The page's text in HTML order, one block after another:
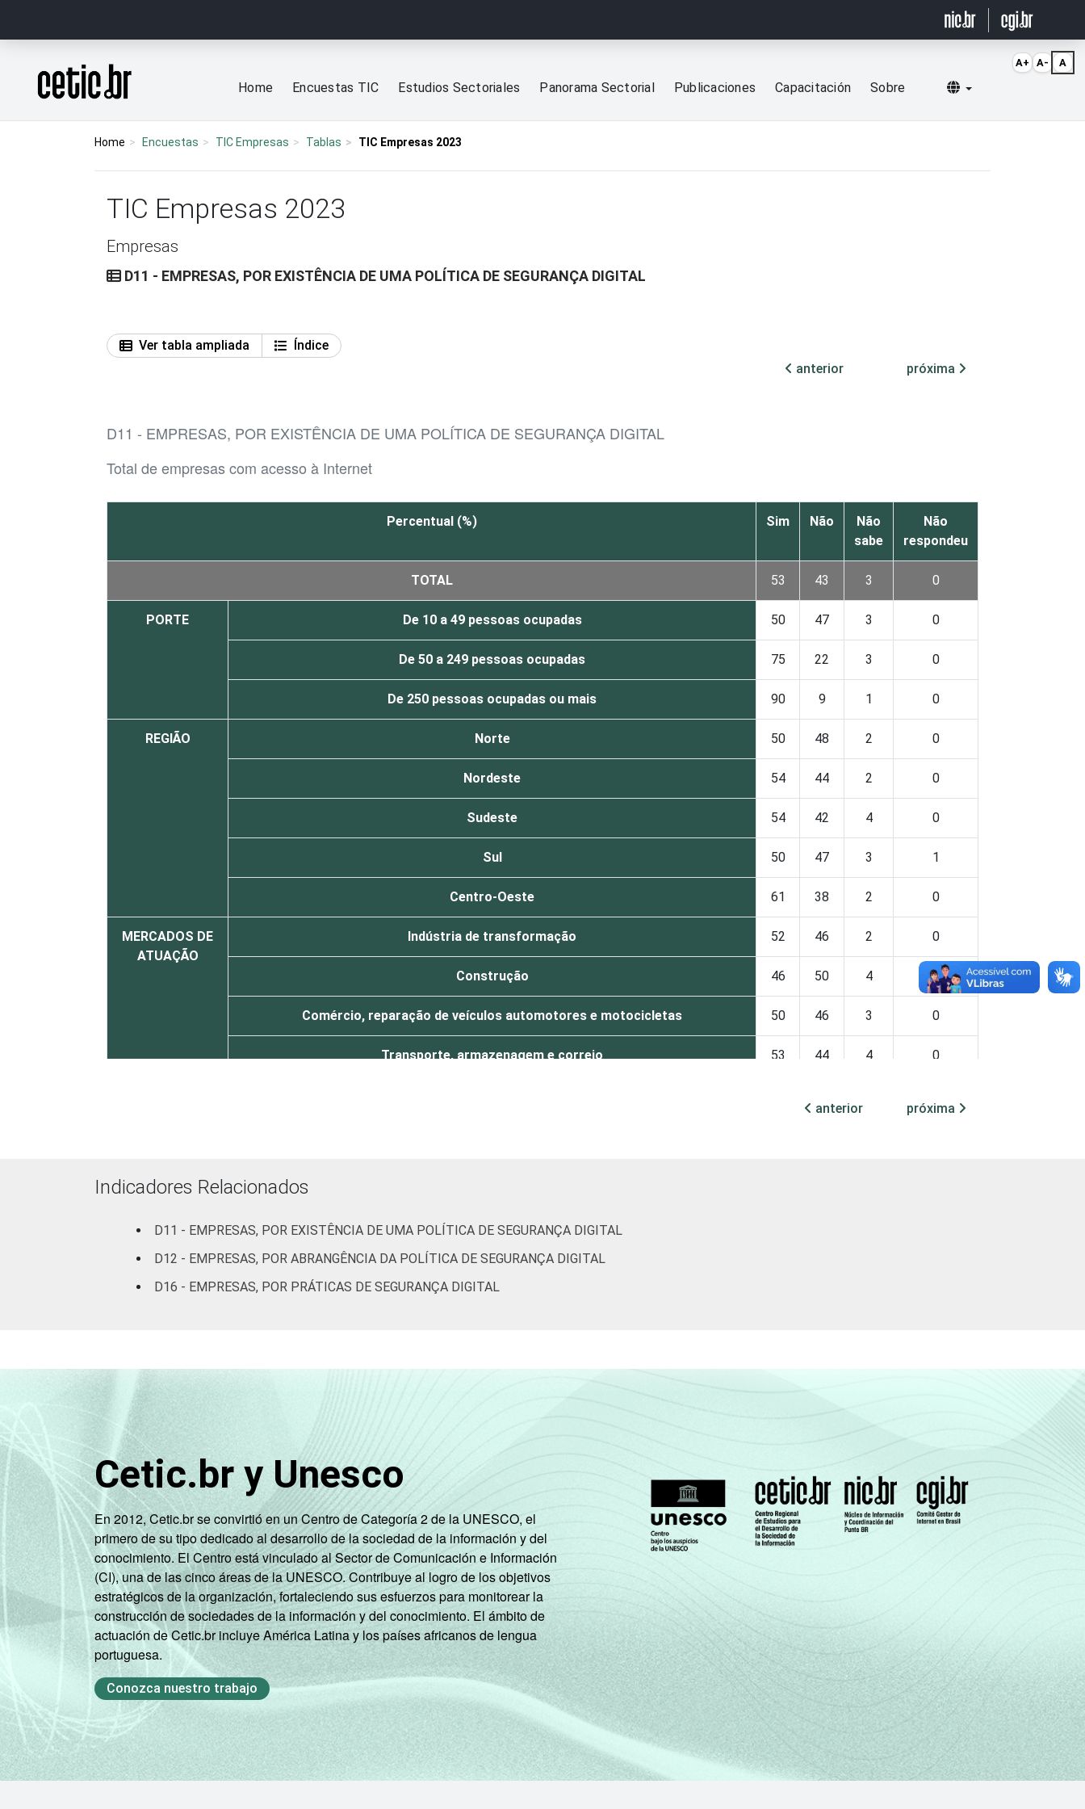
Página inicial
Home Encuestas TIC Estudios Sectoriales Panorama Sectorial Publicaciones Capacitación Sobre Selecionar idioma
Home Encuestas TIC Empresas Tablas TIC Empresas 2023
TIC Empresas 2023
Empresas
D11 - EMPRESAS, POR EXISTÊNCIA DE UMA POLÍTICA DE SEGURANÇA DIGITAL
Ver tabla ampliada
Índice
anterior
próxima
D11 - EMPRESAS, POR EXISTÊNCIA DE UMA POLÍTICA DE SEGURANÇA DIGITAL
Total de empresas com acesso à Internet
Percentual (%) Sim Não
Não
sabe
Não
respondeu
TOTAL 53 43 3 0
PORTE De 10 a 49 pessoas ocupadas 50 47 3 0
De 50 a 249 pessoas ocupadas 75 22 3 0
De 250 pessoas ocupadas ou mais 90 9 1 0
REGIÃO Norte 50 48 2 0
Nordeste 54 44 2 0
Sudeste 54 42 4 0
Sul 50 47 3 1
Centro-Oeste 61 38 2 0
MERCADOS DE
ATUAÇÃO
Indústria de transformação 52 46 2 0
Construção 46 50 4 0
Comércio, reparação de veículos automotores e motocicletas 50 46 3 0
Transporte, armazenagem e correio 53 44 4 0
Artes, cultura, esporte e recreação, outras atividades de serviços
Fonte: CGI.br/NIC.br, Centro Regional de Estudos para o Desenvolvimento da Sociedade da Informação (Cetic.br), Pesquisa sobre o uso das
tecnologias de Informação e comunicação nas empresas brasileiras - TIC Empresas 2023.
anterior próxima
Indicadores Relacionados
D11 - EMPRESAS, POR EXISTÊNCIA DE UMA POLÍTICA DE SEGURANÇA DIGITAL
D12 - EMPRESAS, POR ABRANGÊNCIA DA POLÍTICA DE SEGURANÇA DIGITAL
D16 - EMPRESAS, POR PRÁTICAS DE SEGURANÇA DIGITAL
Cetic.br y Unesco
En 2012, Cetic.br se convirtió en un Centro de Categoría 2 de la UNESCO, el
primero de su tipo dedicado al desarrollo de la sociedad de la información y del
conocimiento. El Centro está vinculado al Sector de Comunicación e Información
(CI), una de las cinco áreas de la UNESCO. Contribuye al logro de los objetivos
estratégicos de la organización, fortaleciendo sus esfuerzos para monitorear la
construcción de sociedades de la información y del conocimiento. El ámbito de
actuación de Cetic.br incluye América Latina y los países africanos de lengua
portuguesa.
Conozca nuestro trabajo
A+ A- A